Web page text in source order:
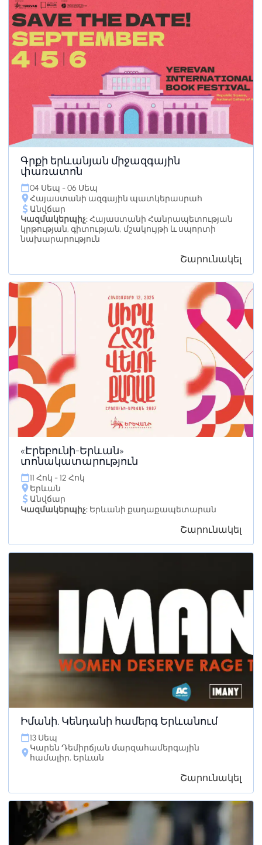
Գրքի երևանյան միջազգային
փառատոն
04 Սեպ - 06 Սեպ
Հայաստանի ազգային պատկերասրահ
Անվճար
Կազմակերպիչ:Հայաստանի Հանրապետության
կրթության, գիտության, մշակույթի և սպորտի
նախարարություն
Շարունակել
«Էրեբունի-Երևան»
տոնակատարություն
11 Հոկ - 12 Հոկ
Երևան
Անվճար
Կազմակերպիչ: Երևանի քաղաքապետարան
Շարունակել
Իմանի. Կենդանի համերգ Երևանում
13 Սեպ
Կարեն Դեմիրճյան մարզահամերգային
համալիր, Երևան
Շարունակել